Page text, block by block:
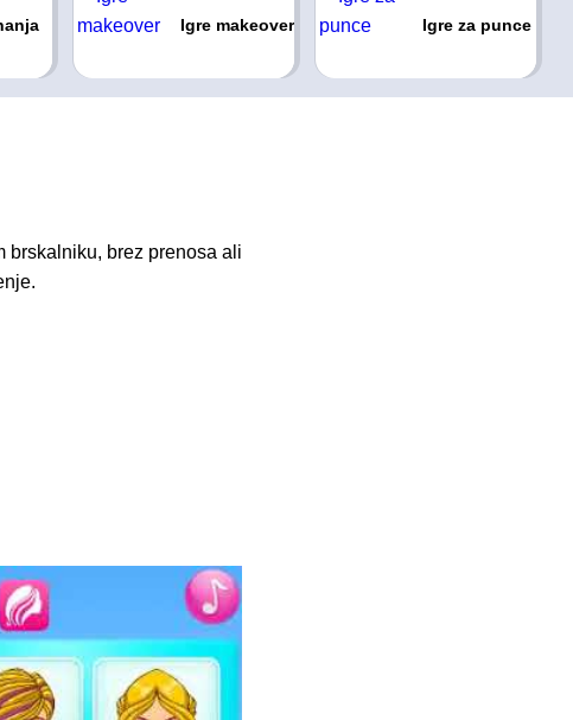
Igre makeover Igre za punce
brskalniku, brez prenosa ali